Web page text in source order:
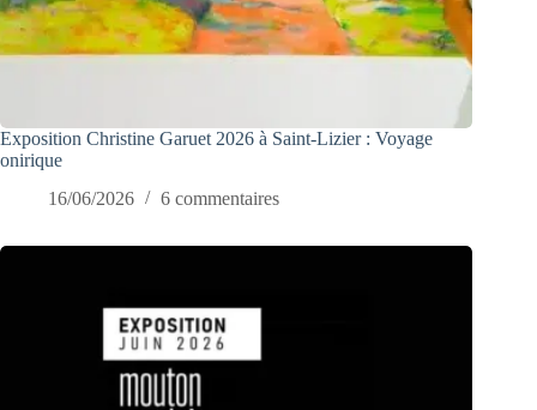
Exposition Christine Garuet 2026 à Saint-Lizier : Voyage
onirique
16/06/2026
6 commentaires